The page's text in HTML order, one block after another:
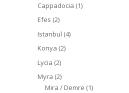
Cappadocia (1)
Efes (2)
Istanbul (4)
Konya (2)
Lycia (2)
Myra (2)
Mira / Demre (1)